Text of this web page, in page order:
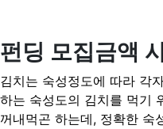
펀딩 모집금액
김치는 숙성정도에 따라 각
하는 숙성도의 김치를 먹기
꺼내먹곤 하는데, 정확한 숙